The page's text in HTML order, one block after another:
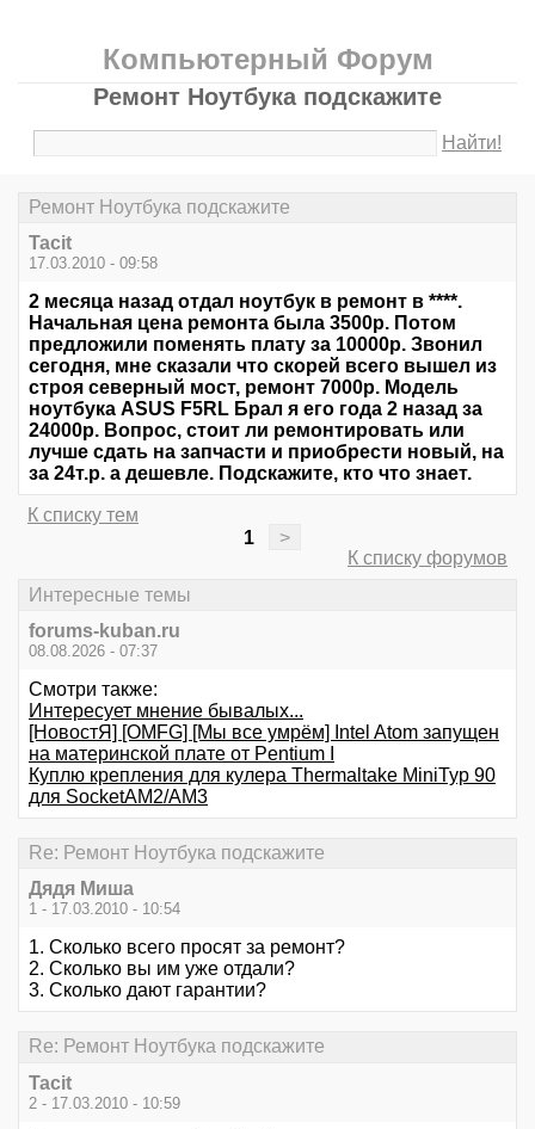
Компьютерный Форум
Ремонт Ноутбука подскажите
Найти!
Ремонт Ноутбука подскажите
Tacit
17.03.2010 - 09:58
2 месяца назад отдал ноутбук в ремонт в ****.
Начальная цена ремонта была 3500р. Потом
предложили поменять плату за 10000р. Звонил
сегодня, мне сказали что скорей всего вышел из
строя северный мост, ремонт 7000р. Модель
ноутбука ASUS F5RL Брал я его года 2 назад за
24000р. Вопрос, стоит ли ремонтировать или
лучше сдать на запчасти и приобрести новый, на
за 24т.р. а дешевле. Подскажите, кто что знает.
К списку тем
1
>
К списку форумов
Интересные темы
forums-kuban.ru
08.08.2026 - 07:37
Смотри также:
Интересует мнение бывалых...
[НовостЯ] [OMFG] [Мы все умрём] Intel Atom запущен
на материнской плате от Pentium I
Куплю крепления для кулера Thermaltake MiniTyp 90
для SocketAM2/AM3
Re: Ремонт Ноутбука подскажите
Дядя Миша
1 - 17.03.2010 - 10:54
1. Сколько всего просят за ремонт?
2. Сколько вы им уже отдали?
3. Сколько дают гарантии?
Re: Ремонт Ноутбука подскажите
Tacit
2 - 17.03.2010 - 10:59